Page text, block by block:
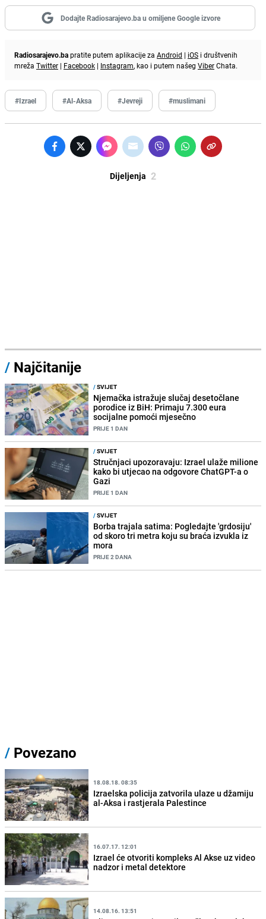
Dodajte Radiosarajevo.ba u omiljene Google izvore
Radiosarajevo.bapratite putem aplikacije za Android | iOS i društvenih
mreža Twitter | Facebook | Instagram, kao i putem našeg ViberChata.
#Izrael #Al-Aksa #Jevreji #muslimani
Dijeljenja 2
/ Najčitanije
/SVIJET
Njemačka istražuje slučaj desetočlane
porodice iz BiH: Primaju 7.300 eura
socijalne pomoći mjesečno
PRIJE 1 DAN
/SVIJET
Stručnjaci upozoravaju: Izrael ulaže milione
kako bi utjecao na odgovore ChatGPT-a o
Gazi
PRIJE 1 DAN
/SVIJET
Borba trajala satima: Pogledajte 'grdosiju'
od skoro tri metra koju su braća izvukla iz
mora
PRIJE 2 DANA
/ Povezano
18.08.18. 08:35
Izraelska policija zatvorila ulaze u džamiju
al-Aksa i rastjerala Palestince
16.07.17. 12:01
Izrael će otvoriti kompleks Al Akse uz video
nadzor i metal detektore
14.08.16. 13:51